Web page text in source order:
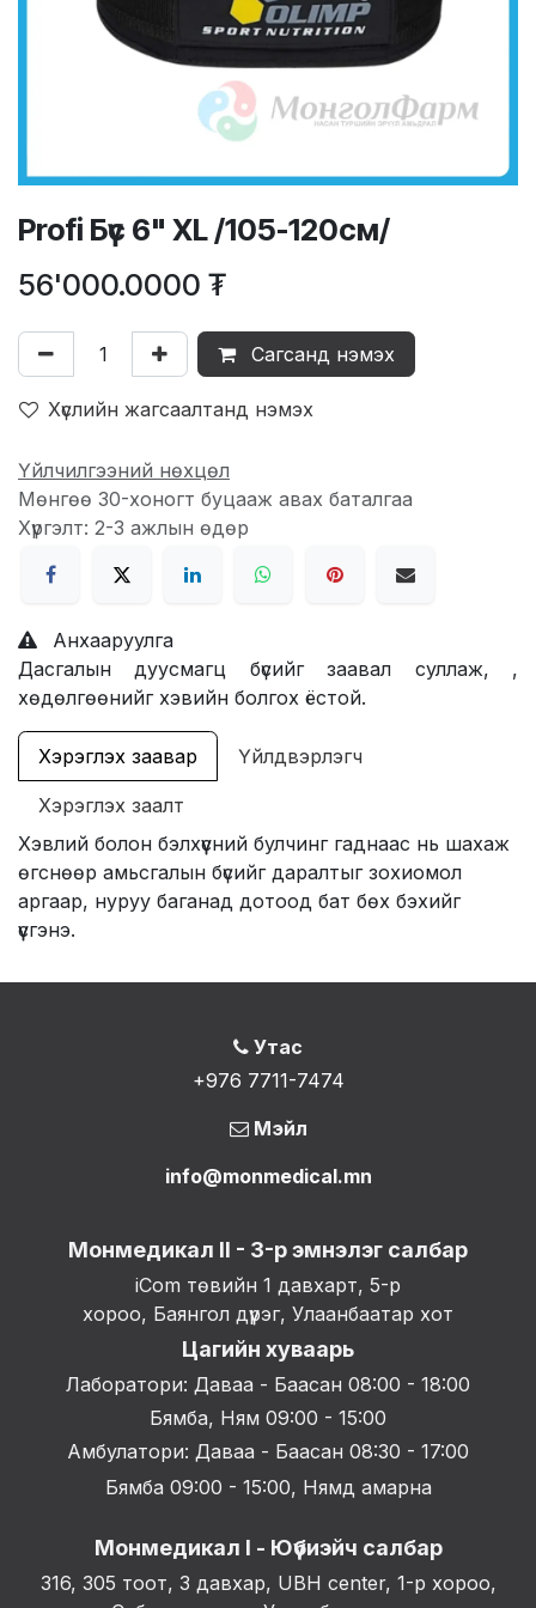
Profi Бүс 6" XL /105-120см/
56'000.0000 ₮
Сагсанд нэмэх
Хүслийн жагсаалтанд нэмэх
Үйлчилгээний нөхцөл
Мөнгөө 30-хоногт буцааж авах баталгаа
Хүргэлт: 2-3 ажлын өдөр
Анхааруулга
Дасгалын дуусмагц бүсийг заавал суллаж, ,
хөдөлгөөнийг хэвийн болгох ёстой.
Хэрэглэх заавар Үйлдвэрлэгч
Хэрэглэх заалт
Хэвлий болон бэлхүүсний булчинг гаднаас нь шахаж
өгснөөр амьсгалын бүсийг даралтыг зохиомол
аргаар, нуруу баганад дотоод бат бөх бэхийг
үүсгэнэ.
Утас
+976 7711-7474
Мэйл
info@monmedical.mn
Монмедикал II - 3-р эмнэлэг салбар
iCom төвийн 1 давхарт, 5-р
хороо, Баянгол дүүрэг, Улаанбаатар хот
Цагийн хуваарь
Лаборатори: Даваа - Баасан 08:00 - 18:00
Бямба, Ням 09:00 - 15:00
Амбулатори: Даваа - Баасан 08:30 - 17:00
Бямба 09:00 - 15:00, Нямд амарна
Монмедикал I - Юүбиэйч салбар
316, 305 тоот, 3 давхар, UBH center, 1-р хороо,